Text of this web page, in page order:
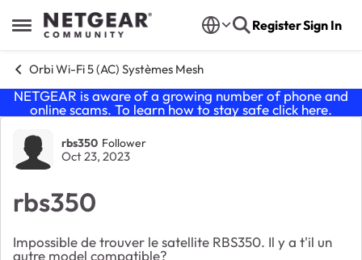
Open Side Menu
Skip to content RegisterSign In
Orbi Wi-Fi 5 (AC) Systèmes Mesh
NETGEAR is aware of a growing number of phone and
online scams. To learn how to stay safe click here.
Forum Discussion
rbs350 Follower
Oct 23, 2023
rbs350
Impossible de trouver le satellite RBS350. Il y a t'il un
autre model compatible?